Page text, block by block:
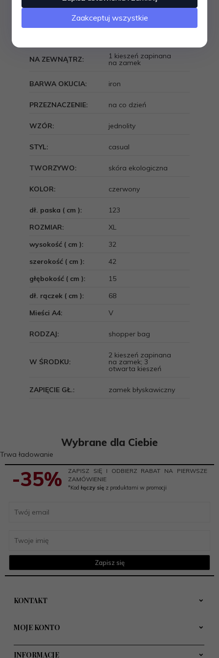
DŁUGOŚĆ**: tak
na ramię; przez
NA ZEWNĄTRZ: 1 kieszeń zapinana
na zamek
BARWA OKUCIA: iron
PRZEZNACZENIE: na co dzień
WZÓR: jednolity
STYL: casual
TWORZYWO: skóra ekologiczna
KOLOR: czerwony
dł. paska ( cm ):
123
ROZMIAR:
XL
wysokość ( cm ):
32
szerokość ( cm ):
42
głębokość ( cm ):
15
dł. rączek ( cm ):
68
Mieści A4:
V
RODZAJ: shopper bag
W ŚRODKU:
2 kieszeń zapinana
na zamek; 3
otwarta kieszeń
ZAPIĘCIE GŁ.: zamek błyskawiczny
Wybrane dla Ciebie
Trwa ładowanie
MOJE KONTO
INFORMACJE
KONTAKT
-35%
ZAPISZ SIĘ I ODBIERZ RABAT NA PIERWSZE
ZAMÓWIENIE
*Kod łączy się z produktami w promocji
Zapisz się
Zaakceptuj wszystkie